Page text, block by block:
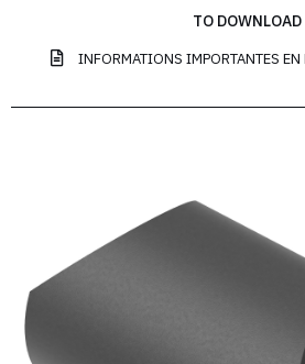
TO DOWNLOAD
INFORMATIONS IMPORTANTES EN